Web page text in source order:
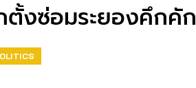
ตั้งซ่อมระยองคึกคั